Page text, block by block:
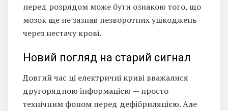
перед розрядом може бути ознакою того, що
мозок ще не зазнав незворотних ушкоджень
через нестачу крові.
Новий погляд на старий сигнал
Довгий час ці електричні криві вважалися
другорядною інформацією — просто
технічним фоном перед дефібриляцією. Але